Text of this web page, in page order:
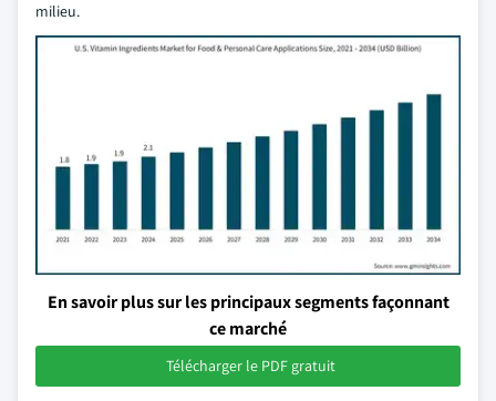
milieu.
En savoir plus sur les principaux segments façonnant
ce marché
Télécharger le PDF gratuit